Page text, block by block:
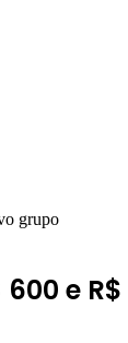
grupo
600 e